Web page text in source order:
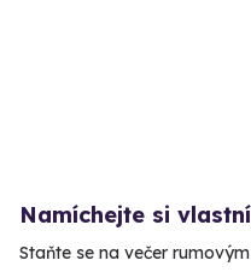
Namíchejte si
Staňte se na večer